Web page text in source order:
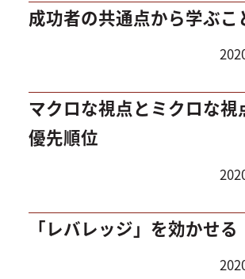
成功者の共通点から学ぶこ
マクロな視点とミクロな視
優先順位
「レバレッジ」を効かせる